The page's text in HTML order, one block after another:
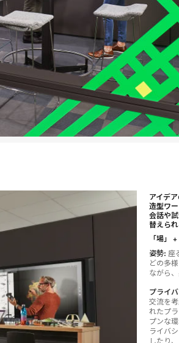
アイデ
造型ワ
会話や
替えら
「場」
姿勢: 座
どの多
ながら
プライ
交流を
れたプ
プンな
ライバ
したり